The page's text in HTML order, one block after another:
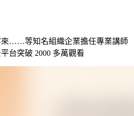
來……等知名組織企業擔任專業講師
台突破 2000 多萬觀看